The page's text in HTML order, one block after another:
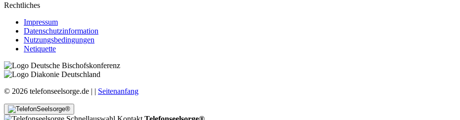
Rechtliches
Impressum
Datenschutzinformation
Nutzungsbedingungen
Netiquette
© 2026 telefonseelsorge.de | | Seitenanfang